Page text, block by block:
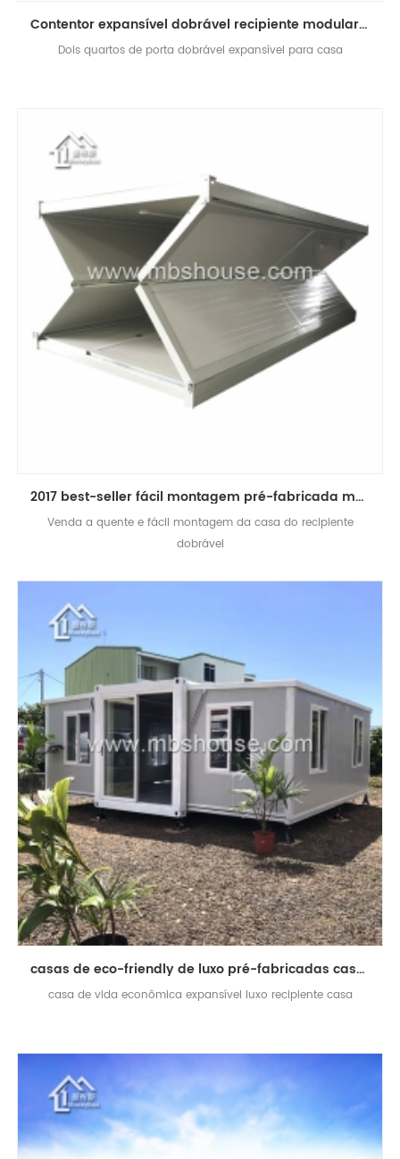
Contentor expansível dobrável recipiente modular casa com dois quartos pré-fabricados à venda
Dois quartos de porta dobrável expansível para casa
2017 best-seller fácil montagem pré-fabricada móvel dobrável recipiente casa
Venda a quente e fácil montagem da casa do recipiente
dobrável
casas de eco-friendly de luxo pré-fabricadas casas de contêineres de abrigo expansível
casa de vida econômica expansível luxo recipiente casa